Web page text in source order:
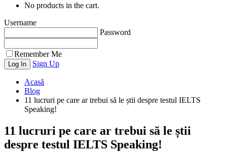
No products in the cart.
Username
Password
Remember Me
Sign Up
Acasă
Blog
11 lucruri pe care ar trebui să le știi despre testul IELTS
Speaking!
11 lucruri pe care ar trebui să le știi
despre testul IELTS Speaking!